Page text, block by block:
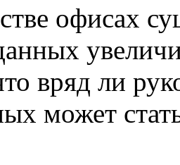
офисах
вряд ли
может